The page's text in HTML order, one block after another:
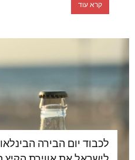
קרא עוד
לכבוד יום הבירה